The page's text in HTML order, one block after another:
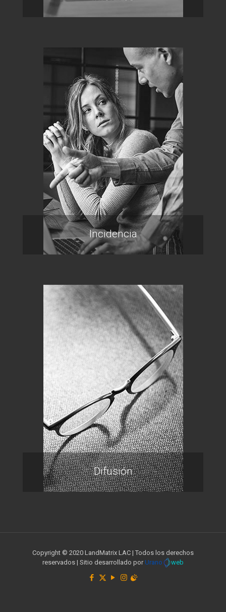
Incidencia
Difusión
Copyright © 2020 LandMatrix LAC | Todos los derechos
reservados | Sitio desarrollado por Urano web